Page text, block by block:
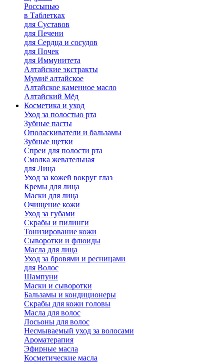
Россыпью
в Таблетках
для Cуставов
для Печени
для Сердца и сосудов
для Почек
для Иммунитета
Алтайские экстракты
Мумиё алтайское
Алтайское каменное масло
Алтайский Мёд
Косметика и уход
Уход за полостью рта
Зубные пасты
Ополаскиватели и бальзамы
Зубные щетки
Спреи для полости рта
Смолка жевательная
для Лица
Уход за кожей вокруг глаз
Кремы для лица
Маски для лица
Очищение кожи
Уход за губами
Скрабы и пилинги
Тонизирование кожи
Сыворотки и флюиды
Масла для лица
Уход за бровями и ресницами
для Волос
Шампуни
Маски и сыворотки
Бальзамы и кондиционеры
Скрабы для кожи головы
Масла для волос
Лосьоны для волос
Несмываемый уход за волосами
Ароматерапия
Эфирные масла
Косметические масла